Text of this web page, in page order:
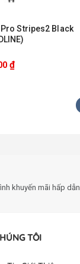
Stripes2 Black
₫
khuyến mãi hấp dẫn
TÔI